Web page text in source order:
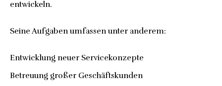
entwickeln.
Seine Aufgaben umfassen unter anderem:
Entwicklung neuer Servicekonzepte
Betreuung großer Geschäftskunden